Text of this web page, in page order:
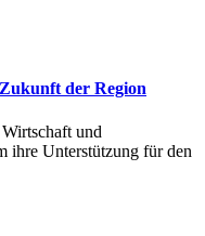
der Region
und
ihre Unterstützung für den